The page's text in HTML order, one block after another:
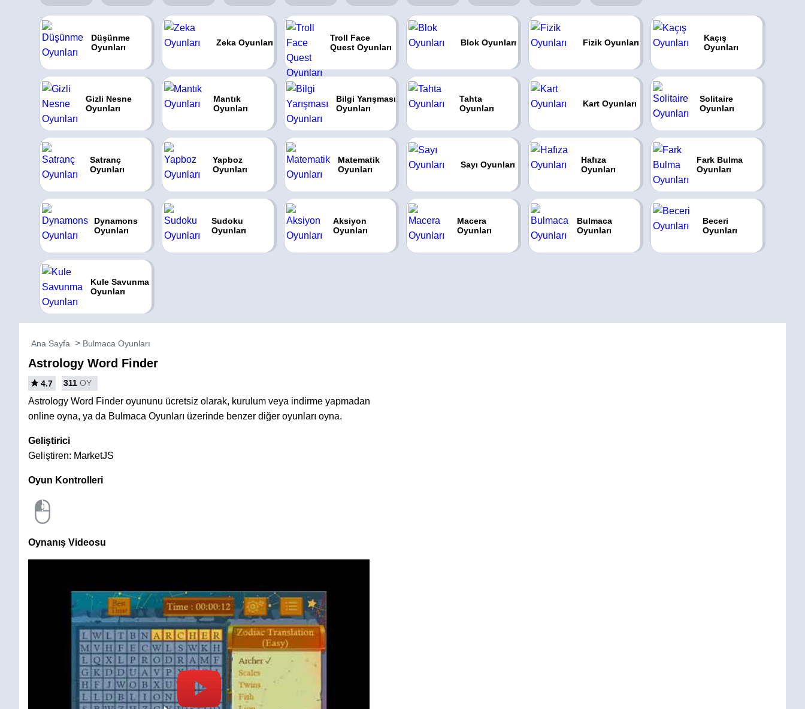
Düşünme
Oyunları
Zeka Oyunları
Troll Face
Quest Oyunları
Blok Oyunları Fizik Oyunları
Kaçış
Oyunları
Gizli Nesne
Oyunları
Mantık
Oyunları
Bilgi Yarışması
Oyunları
Tahta
Oyunları
Kart Oyunları
Solitaire
Oyunları
Satranç
Oyunları
Yapboz
Oyunları
Matematik
Oyunları
Sayı Oyunları
Hafıza
Oyunları
Fark Bulma
Oyunları
Dynamons
Oyunları
Sudoku
Oyunları
Aksiyon
Oyunları
Macera
Oyunları
Bulmaca
Oyunları
Beceri
Oyunları
Kule Savunma
Oyunları
Ana Sayfa Bulmaca Oyunları
Astrology Word Finder
4.7 311 OY
Astrology Word Finder oyununu ücretsiz olarak, kurulum veya indirme yapmadan
online oyna, ya da Bulmaca Oyunları üzerinde benzer diğer oyunları oyna.
Geliştirici
Geliştiren: MarketJS
Oyun Kontrolleri
Oynanış Videosu